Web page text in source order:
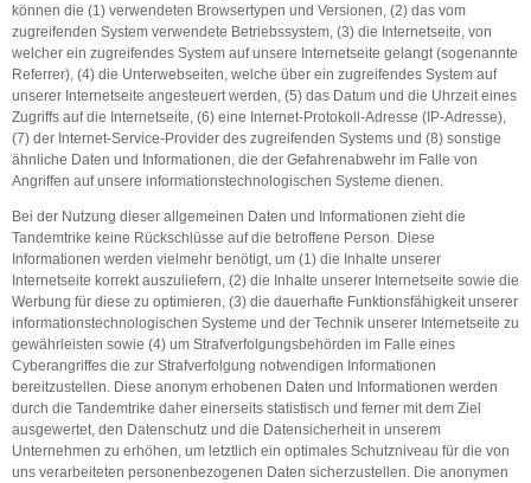
können die (1) verwendeten Browsertypen und Versionen, (2) das vom
zugreifenden System verwendete Betriebssystem, (3) die Internetseite, von
welcher ein zugreifendes System auf unsere Internetseite gelangt (sogenannte
Referrer), (4) die Unterwebseiten, welche über ein zugreifendes System auf
unserer Internetseite angesteuert werden, (5) das Datum und die Uhrzeit eines
Zugriffs auf die Internetseite, (6) eine Internet-Protokoll-Adresse (IP-Adresse),
(7) der Internet-Service-Provider des zugreifenden Systems und (8) sonstige
ähnliche Daten und Informationen, die der Gefahrenabwehr im Falle von
Angriffen auf unsere informationstechnologischen Systeme dienen.
Bei der Nutzung dieser allgemeinen Daten und Informationen zieht die
Tandemtrike keine Rückschlüsse auf die betroffene Person. Diese
Informationen werden vielmehr benötigt, um (1) die Inhalte unserer
Internetseite korrekt auszuliefern, (2) die Inhalte unserer Internetseite sowie die
Werbung für diese zu optimieren, (3) die dauerhafte Funktionsfähigkeit unserer
informationstechnologischen Systeme und der Technik unserer Internetseite zu
gewährleisten sowie (4) um Strafverfolgungsbehörden im Falle eines
Cyberangriffes die zur Strafverfolgung notwendigen Informationen
bereitzustellen. Diese anonym erhobenen Daten und Informationen werden
durch die Tandemtrike daher einerseits statistisch und ferner mit dem Ziel
ausgewertet, den Datenschutz und die Datensicherheit in unserem
Unternehmen zu erhöhen, um letztlich ein optimales Schutzniveau für die von
uns verarbeiteten personenbezogenen Daten sicherzustellen. Die anonymen